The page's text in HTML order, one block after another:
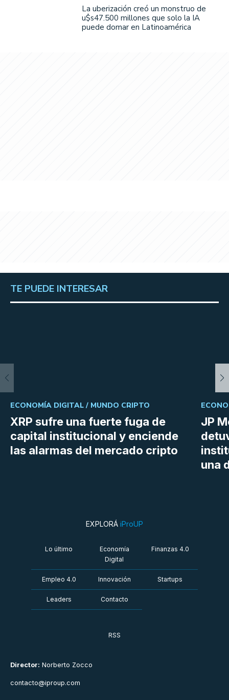
La uberización creó un monstruo de
u$s47.500 millones que solo la IA
puede domar en Latinoamérica
TE PUEDE INTERESAR
XRP sufre una fuerte fuga de
capital institucional y enciende
las alarmas del mercado cripto
ECONOMÍA DIGITAL / MUNDO CRIPTO
JP
una
Director: Norberto Zocco
contacto@iproup.com
EXPLORÁ iProUP
Lo último
Economía
Digital
Finanzas 4.0
Empleo 4.0 Innovación Startups
Leaders Contacto
RSS